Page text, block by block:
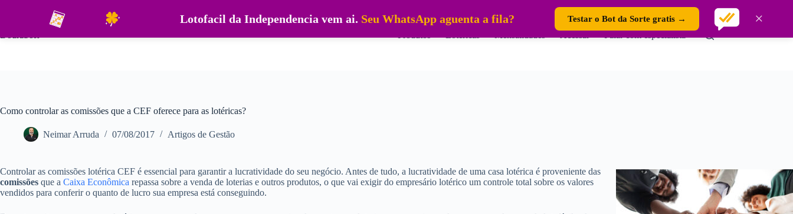
Lotofacil da Independencia vem ai. Seu WhatsApp aguenta a fila? Testar o Bot da Sorte gratis → ×
conteúdo
Como controlar as comissões que a CEF oferece para as lotéricas?
Neimar Arruda 07/08/2017 Artigos de Gestão
Controlar as comissões lotérica CEF é essencial para garantir a lucratividade do seu negócio. Antes de tudo, a lucratividade de uma casa lotérica é proveniente das
comissões que a Caixa Econômica repassa sobre a venda de loterias e outros produtos, o que vai exigir do empresário lotérico um controle total sobre os valores
vendidos para conferir o quanto de lucro sua empresa está conseguindo.